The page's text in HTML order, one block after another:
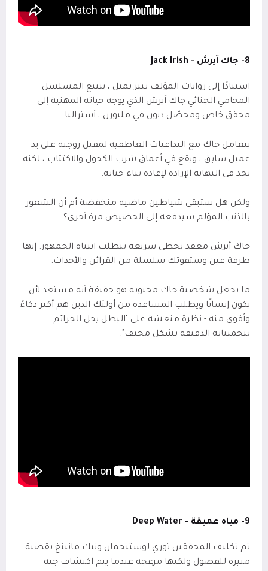
8- جاك آيرش - Jack Irish
استنادًا إلى روايات المؤلف بيتر تمبل ، يتتبع المسلسل
المحامي الجنائي جاك آيرش الذي يوجه حياته المهنية إلى
محقق خاص ومحصّل ديون في ملبورن ، أستراليا.
يتعامل جاك مع التداعيات العاطفية لمقتل زوجته على يد
عميل سابق ، ويقع في أعماق شرب الكحول والاكتئاب ، لكنه
يجد في النهاية الإرادة لإعادة بناء حياته.
ولكن هل ستبقى شياطين ماضيه منخفضة أم أن الشعور
بالذنب المؤلم سيدفعه إلى الحضيض مرة أخرى؟
جاك أيرش معقد بخطى سريعة تتطلب انتباه الجمهور. إنها
طرفة عين وستفوتك سلسلة من القرائن والأحداث.
ما يجعل شخصية جاك محبوبه هو حقيقة أنه مستعد لأن
يكون إنسانًا ويطلب المساعدة من أولئك الذين هم أكثر ذكاءً
وأقوى منه - نظرة منعشة على "البطل يحل الجرائم
بتخميناته الدقيقة بشكل مخيف".
9- مياه عميقة - Deep Water
تم تكليف المحققين توري لوستيجمان ونيك مانينغ بقضية
مثيرة للفضول ولكنها مزعجة عندما يتم اكتشاف جثة